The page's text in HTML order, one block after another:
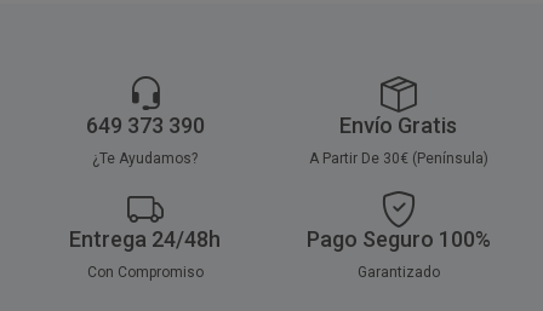
649 373 390
¿Te Ayudamos?
Envío Gratis
A Partir De 30€ (Península)
Entrega 24/48h
Con Compromiso
Pago Seguro 100%
Garantizado